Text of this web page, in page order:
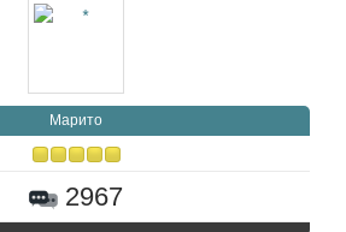
Марито
2967